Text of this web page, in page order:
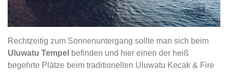
Rechtzeitig zum Sonnenuntergang sollte man sich beim
Uluwatu Tempel befinden und hier einen der heiß
begehrte Plätze beim traditionellen Uluwatu Kecak & Fire